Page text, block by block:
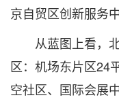
京自贸区创新服务
从蓝图上看，北
区：机场东片区24
空社区、国际会展